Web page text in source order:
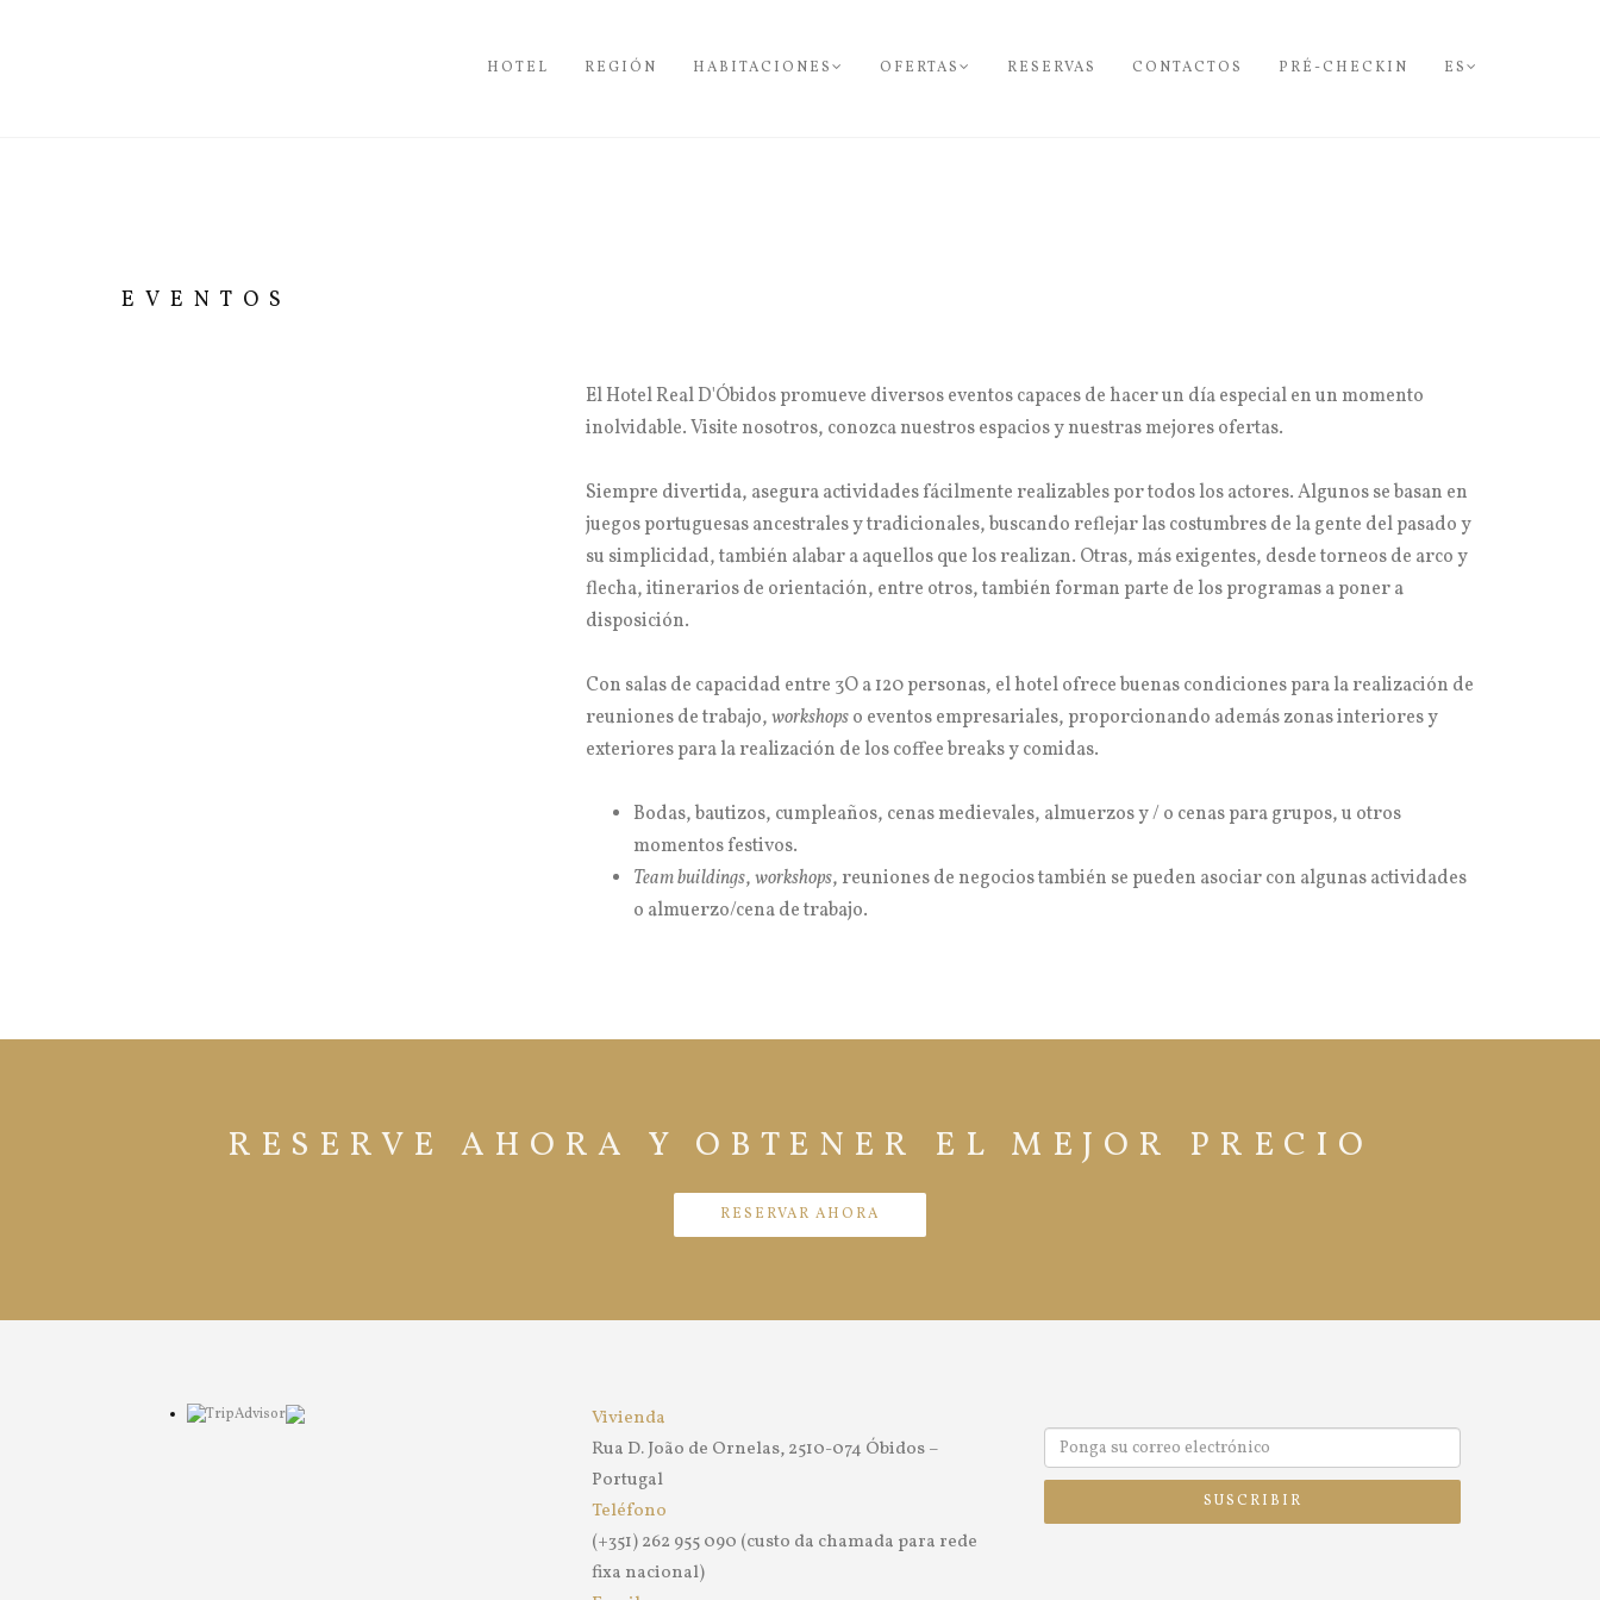
HOTEL REGIÓN HABITACIONES OFERTAS RESERVAS CONTACTOS PRÉ-CHECKIN ES
EVENTOS
El Hotel Real D'Óbidos promueve diversos eventos capaces de hacer un día especial en un momento
inolvidable. Visite nosotros, conozca nuestros espacios y nuestras mejores ofertas.
Siempre divertida, asegura actividades fácilmente realizables por todos los actores. Algunos se basan en
juegos portuguesas ancestrales y tradicionales, buscando reflejar las costumbres de la gente del pasado y
su simplicidad, también alabar a aquellos que los realizan. Otras, más exigentes, desde torneos de arco y
flecha, itinerarios de orientación, entre otros, también forman parte de los programas a poner a
disposición.
Con salas de capacidad entre 3O a 120 personas, el hotel ofrece buenas condiciones para la realización de
reuniones de trabajo,workshopso eventos empresariales, proporcionando además zonas interiores y
exteriores para la realización de los coffee breaks y comidas.
Bodas, bautizos, cumpleaños, cenas medievales, almuerzos y / o cenas para grupos, u otros
momentos festivos.
Team buildings,workshops, reuniones de negocios también se pueden asociar con algunas actividades
o almuerzo/cena de trabajo.
RESERVE AHORA Y OBTENER EL MEJOR PRECIO
RESERVAR AHORA
Vivienda
Rua D. João de Ornelas, 2510-074 Óbidos –
Portugal
Teléfono
(+351) 262 955 090 (custo da chamada para rede
fixa nacional)
SUSCRIBIR